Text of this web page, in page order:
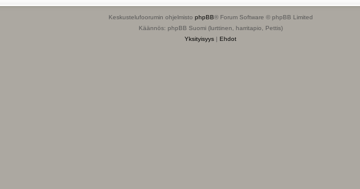
Keskustelufoorumin ohjelmisto phpBB® Forum Software © phpBB Limited
Käännös: phpBB Suomi (lurttinen, harritapio, Pettis)
Yksityisyys | Ehdot